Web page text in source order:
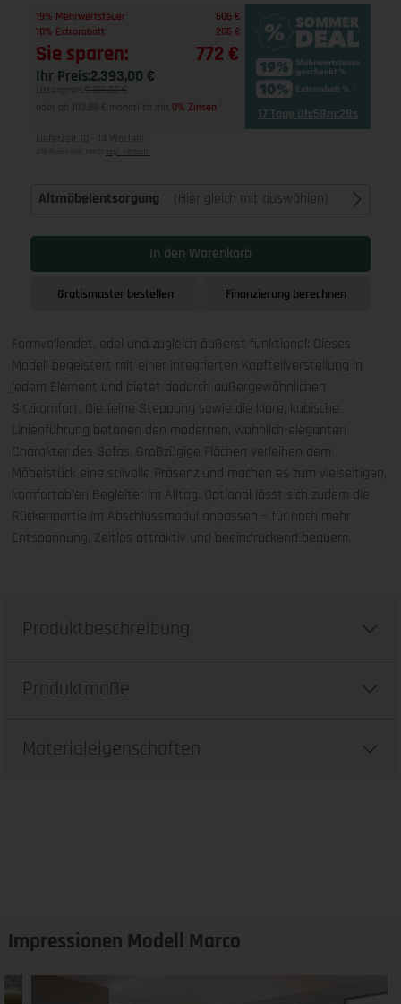
19% Mehrwertsteuer
506 €
10% Extrarabatt
266 €
Sie sparen: 772 €
Ihr Preis:2.393,00 €
Listenpreis: 3.165,00 €
oder ab 103,88 € monatlich mit 0% Zinsen 17 Tage 0h:58m:27s
Lieferzeit 10 - 14 Wochen
Alle Preise inkl. MwSt zzgl. Versand
Altmöbelentsorgung (Hier gleich mit auswählen)
In den Warenkorb
Gratismuster bestellen Finanzierung berechnen
Formvollendet, edel und zugleich äußerst funktional: Dieses
Modell begeistert mit einer integrierten Kopfteilverstellung in
jedem Element und bietet dadurch außergewöhnlichen
Sitzkomfort. Die feine Steppung sowie die klare, kubische
Linienführung betonen den modernen, wohnlich-eleganten
Charakter des Sofas. Großzügige Flächen verleihen dem
Möbelstück eine stilvolle Präsenz und machen es zum vielseitigen,
komfortablen Begleiter im Alltag. Optional lässt sich zudem die
Rückenpartie im Abschlussmodul anpassen – für noch mehr
Entspannung. Zeitlos attraktiv und beeindruckend bequem.
Produktbeschreibung
Produktmaße
Materialeigenschaften
Impressionen Modell Marco